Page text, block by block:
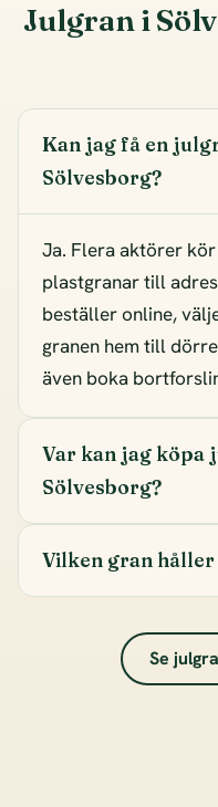
Julgran i
Kan jag få en
Sölvesborg?
Ja. Flera aktörer
plastgranar till
beställer online,
granen hem till
även boka
Var kan jag köpa
Sölvesborg?
Vilken gran
Se